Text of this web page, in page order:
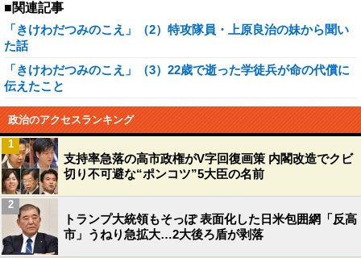
■関連記事
「きけわだつみのこえ」（2）特攻隊員・上原良治の妹から聞い
た話
「きけわだつみのこえ」（3）22歳で逝った学徒兵が命の代償に
伝えたこと
政治のアクセスランキング
支持率急落の高市政権がV字回復画策 内閣改造でクビ
切り不可避な“ポンコツ”5大臣の名前
1
トランプ大統領もそっぽ 表面化した日米包囲網「反高
市」うねり急拡大…2大後ろ盾が剥落
2